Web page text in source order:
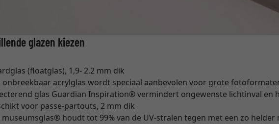
glazen kiezen
(floatglas), 1,9- 2,2 mm dik
onbreekbaar acrylglas wordt speciaal aanbevolen voor grote
glas Guardian Inspiration® vermindert ongewenste lichtinval en
voor passe-partouts, 2 mm dik
museumsglas® houdt tot 99% van de UV-stralen tegen met een zo helder